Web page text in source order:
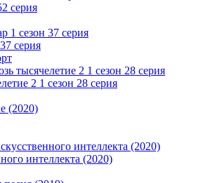
серия
серия
2 1 сезон 28 серия
интеллекта (2020)